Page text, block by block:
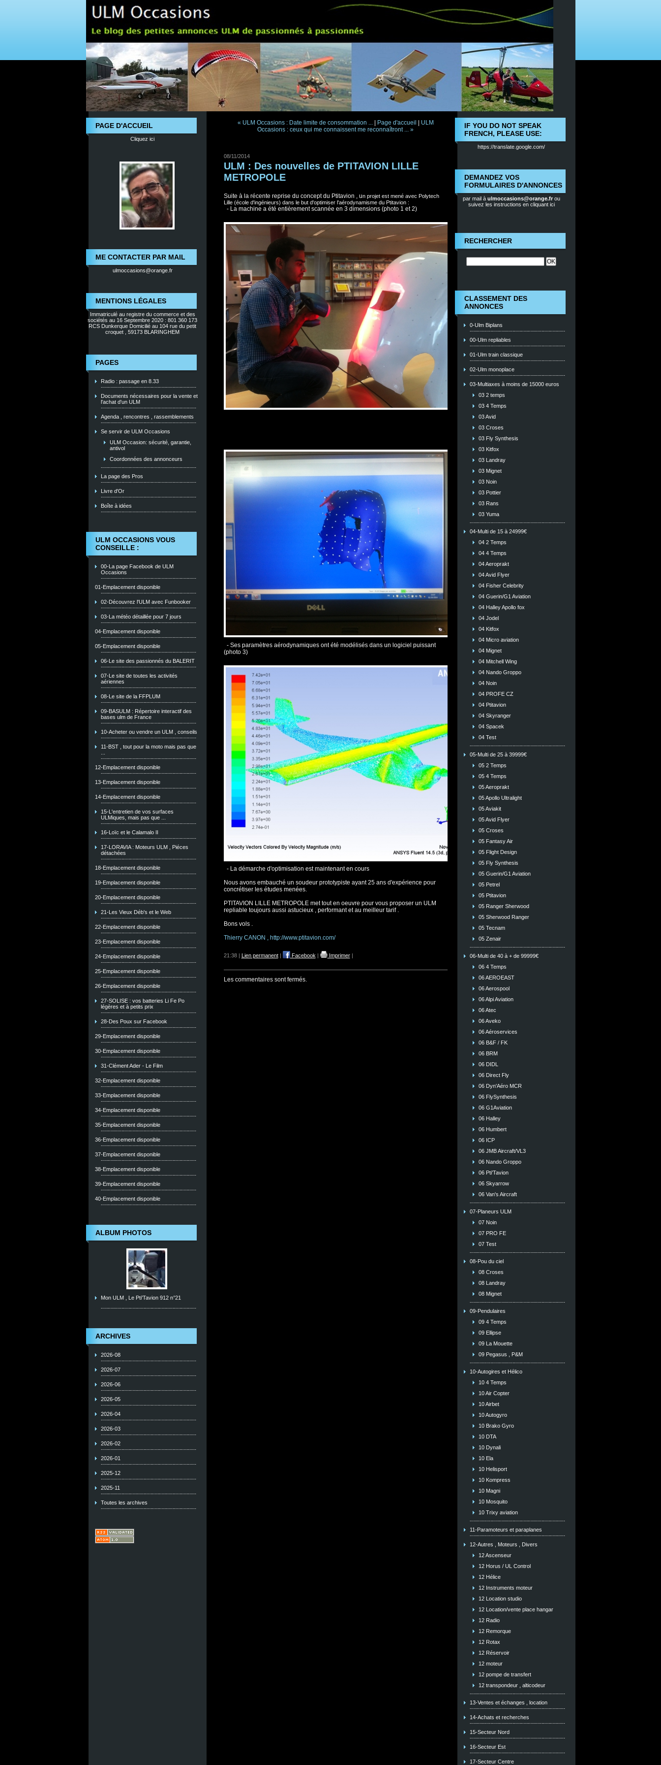
PAGE D'ACCUEIL
Cliquez ici
ME CONTACTER PAR MAIL
ulmoccasions@orange.fr
MENTIONS LÉGALES
Immatriculé au registre du commerce et des
sociétés au 16 Septembre 2020 : 801 360 173
RCS Dunkerque Domicilié au 104 rue du petit
croquet , 59173 BLARINGHEM
PAGES
Radio : passage en 8.33
Documents nécessaires pour la vente et
l'achat d'un ULM
Agenda , rencontres , rassemblements
Se servir de ULM Occasions
ULM Occasion: sécurité, garantie,
antivol
Coordonnées des annonceurs
La page des Pros
Livre d'Or
Boîte à idées
ULM OCCASIONS VOUS
CONSEILLE :
00-La page Facebook de ULM
Occasions
01-Emplacement disponible
02-Découvrez l'ULM avec Funbooker
03-La météo détaillée pour 7 jours
04-Emplacement disponible
05-Emplacement disponible
06-Le site des passionnés du BALERIT
07-Le site de toutes les activités
aériennes
08-Le site de la FFPLUM
09-BASULM : Répertoire interactif des
bases ulm de France
10-Acheter ou vendre un ULM , conseils
11-BST , tout pour la moto mais pas que
12-Emplacement disponible
13-Emplacement disponible
14-Emplacement disponible
15-L'entretien de vos surfaces
ULMiques, mais pas que ...
16-Loïc et le Calamalo II
17-LORAVIA : Moteurs ULM , Piéces
détachées
18-Emplacement disponible
19-Emplacement disponible
20-Emplacement disponible
21-Les Vieux Déb's et le Web
22-Emplacement disponible
23-Emplacement disponible
24-Emplacement disponible
25-Emplacement disponible
26-Emplacement disponible
27-SOLISE : vos batteries Li Fe Po
légères et à petits prix
28-Des Poux sur Facebook
29-Emplacement disponible
30-Emplacement disponible
31-Clément Ader - Le Film
32-Emplacement disponible
33-Emplacement disponible
34-Emplacement disponible
35-Emplacement disponible
36-Emplacement disponible
37-Emplacement disponible
38-Emplacement disponible
39-Emplacement disponible
40-Emplacement disponible
ALBUM PHOTOS
Mon ULM , Le Pti'Tavion 912 n°21
ARCHIVES
2026-08
2026-07
2026-06
2026-05
2026-04
2026-03
2026-02
2026-01
2025-12
2025-11
Toutes les archives
IF YOU DO NOT SPEAK
FRENCH, PLEASE USE:
https://translate.google.com/
DEMANDEZ VOS
FORMULAIRES D'ANNONCES
par mail à ulmoccasions@orange.frou
suivez les instructions en cliquant ici
RECHERCHER
CLASSEMENT DES
ANNONCES
0-Ulm Biplans
00-Ulm repliables
01-Ulm train classique
02-Ulm monoplace
03-Multiaxes à moins de 15000 euros
03 2 temps
03 4 Temps
03 Avid
03 Croses
03 Fly Synthesis
03 Kitfox
03 Landray
03 Mignet
03 Noin
03 Pottier
03 Rans
03 Yuma
04-Multi de 15 à 24999€
04 2 Temps
04 4 Temps
04 Aeroprakt
04 Avid Flyer
04 Fisher Celebrity
04 Guerin/G1 Aviation
04 Halley Apollo fox
04 Jodel
04 Kitfox
04 Micro aviation
04 Mignet
04 Mitchell Wing
04 Nando Groppo
04 Noin
04 PROFE CZ
04 Ptitavion
04 Skyranger
04 Spacek
04 Test
05-Multi de 25 à 39999€
05 2 Temps
05 4 Temps
05 Aeroprakt
05 Apollo Ultralight
05 Aviakit
05 Avid Flyer
05 Croses
05 Fantasy Air
05 Flight Design
05 Fly Synthesis
05 Guerin/G1 Aviation
05 Petrel
05 Ptitavion
05 Ranger Sherwood
05 Sherwood Ranger
05 Tecnam
05 Zenair
06-Multi de 40 à + de 99999€
06 4 Temps
06 AEROEAST
06 Aerospool
06 Alpi Aviation
06 Atec
06 Aveko
06 Aéroservices
06 B&F / FK
06 BRM
06 DIDL
06 Direct Fly
06 Dyn'Aéro MCR
06 FlySynthesis
06 G1Aviation
06 Halley
06 Humbert
06 ICP
06 JMB Aircraft/VL3
06 Nando Groppo
06 Pti'Tavion
06 Skyarrow
06 Van's Aircraft
07-Planeurs ULM
07 Noin
07 PRO FE
07 Test
08-Pou du ciel
08 Croses
08 Landray
08 Mignet
09-Pendulaires
09 4 Temps
09 Ellipse
09 La Mouette
09 Pegasus , P&M
10-Autogires et Hélico
10 4 Temps
10 Air Copter
10 Airbet
10 Autogyro
10 Brako Gyro
10 DTA
10 Dynali
10 Ela
10 Helisport
10 Kompress
10 Magni
10 Mosquito
10 Trixy aviation
11-Paramoteurs et paraplanes
12-Autres , Moteurs , Divers
12 Ascenseur
12 Horus / UL Control
12 Hélice
12 Instruments moteur
12 Location studio
12 Location/vente place hangar
12 Radio
12 Remorque
12 Rotax
12 Réservoir
12 moteur
12 pompe de transfert
12 transpondeur , alticodeur
13-Ventes et échanges , location
14-Achats et recherches
15-Secteur Nord
16-Secteur Est
17-Secteur Centre
« ULM Occasions : Date limite de consommation ...| Page d'accueil
ULM
Occasions : ceux qui me connaissent me reconnaîtront ... »
08/11/2014
ULM : Des nouvelles de PTITAVION LILLE
METROPOLE
Suite à la récente reprise du concept du Ptitavion , un projet est mené avec Polytech
Lille (école d'ingénieurs) dans le but d'optimiser l'aérodynamisme du Ptitavion :
- La machine a été entièrement scannée en 3 dimensions (photo 1 et 2)
- Ses paramètres aérodynamiques ont été modélisés dans un logiciel puissant
(photo 3)
- La démarche d'optimisation est maintenant en cours
Nous avons embauché un soudeur prototypiste ayant 25 ans d'expérience pour
concrétiser les études menées.
PTITAVION LILLE METROPOLE met tout en oeuvre pour vous proposer un ULM
repliable toujours aussi astucieux , performant et au meilleur tarif .
Bons vols .
Thierry CANON , http://www.ptitavion.com/
21:38 | Lien permanent| Facebook Imprimer|
Les commentaires sont fermés.